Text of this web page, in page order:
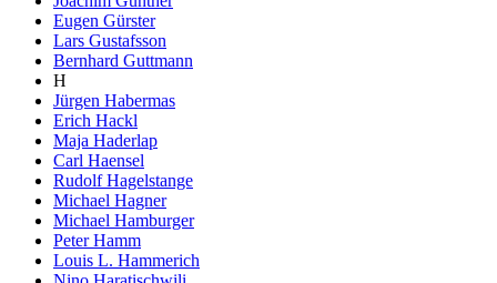
Eugen Gürster
Lars Gustafsson
Bernhard Guttmann
H
Jürgen Habermas
Erich Hackl
Maja Haderlap
Carl Haensel
Rudolf Hagelstange
Michael Hagner
Michael Hamburger
Peter Hamm
Louis L. Hammerich